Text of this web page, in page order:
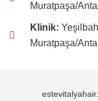
Muratpaşa/
Klinik:
Muratpaşa/